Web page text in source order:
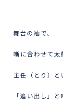
舞台の袖で、
噺に合わせて太
主任（とり）
「追い出し」